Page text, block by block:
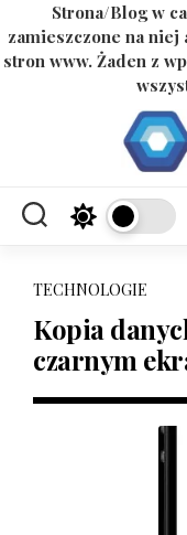
Strona/Blog w
zamieszczone na niej
stron www. Żaden z
TECHNOLOGIE
Kopia
czarnym